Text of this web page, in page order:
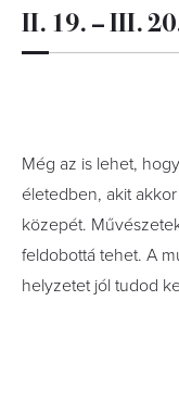
II. 19. – III.
Még az is lehet,
életedben, akit
közepét.
feldobottá tehet. A
helyzetet jól tudod